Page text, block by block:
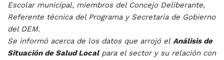
Escolar municipal, miembros del Concejo Deliberante,
Referente técnica del Programa y Secretaria de Gobierno
del DEM.
Se informó acerca de los datos que arrojó el Análisis de
Situación de Salud Localpara el sector y su relación con